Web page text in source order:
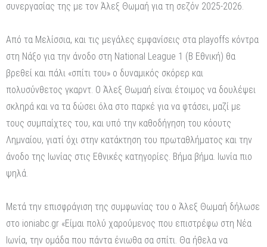
συνεργασίας της με τον Άλεξ Θωμαή για τη σεζόν 2025-2026.
Από τα Μελίσσια, και τις μεγάλες εμφανίσεις στα playoffs κόντρα
στη Νάξο για την άνοδο στη National League 1 (Β Εθνική) θα
βρεθεί και πάλι «σπίτι του» ο δυναμικός σκόρερ και
πολυσύνθετος γκαρντ. Ο Άλεξ Θωμαή είναι έτοιμος να δουλέψει
σκληρά και να τα δώσει όλα στο παρκέ για να φτάσει, μαζί με
τους συμπαίχτες του, και υπό την καθοδήγηση του κόουτς
Λημναίου, γιατί όχι στην κατάκτηση του πρωταθλήματος και την
άνοδο της Ιωνίας στις Εθνικές κατηγορίες. Βήμα βήμα. Ιωνία πιο
ψηλά.
Μετά την επισφράγιση της συμφωνίας του ο Άλεξ Θωμαή δήλωσε
στο ioniabc.gr «Είμαι πολύ χαρούμενος που επιστρέφω στη Νέα
Ιωνία, την ομάδα που πάντα ένιωθα σα σπίτι. Θα ήθελα να